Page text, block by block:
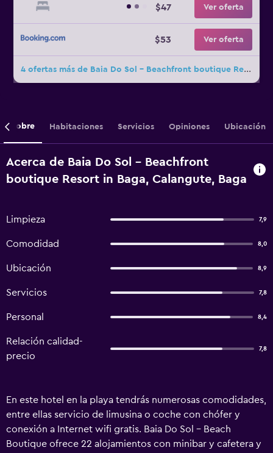
$47 Ver oferta
$53 Ver oferta
4 ofertas más de Baia Do Sol - Beachfront boutique Resort in Baga, Calangute
Sobre Habitaciones Servicios Opiniones Ubicación
Acerca de Baia Do Sol - Beachfront
boutique Resort in Baga, Calangute, Baga
Limpieza 7,9
Comodidad 8,0
Ubicación 8,9
Servicios 7,8
Personal 8,4
Relación calidad-
precio
7,8
En este hotel en la playa tendrás numerosas comodidades,
entre ellas servicio de limusina o coche con chófer y
conexión a Internet wifi gratis. Baia Do Sol - Beach
Boutique ofrece 22 alojamientos con minibar y cafetera y